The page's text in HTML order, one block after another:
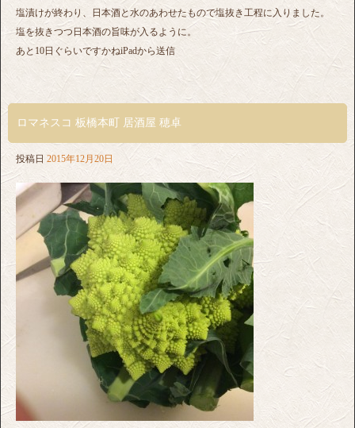
塩漬けが終わり、日本酒と水のあわせたもので塩抜き工程に入りました。
塩を抜きつつ日本酒の旨味が入るように。
あと10日ぐらいですかねiPadから送信
ロマネスコ 板橋本町 居酒屋 穂卓
投稿日 2015年12月20日